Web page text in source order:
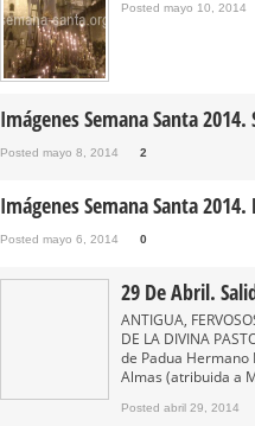
Posted mayo 10, 2014
Imágenes Semana Santa
Posted mayo 8, 2014 2
Imágenes Semana Santa 2014.
Posted mayo 6, 2014 0
29 De Abril.
ANTIGUA,
DE LA DIVINA
de Padua Hermano
Almas (atribuida a
Posted abril 29, 2014